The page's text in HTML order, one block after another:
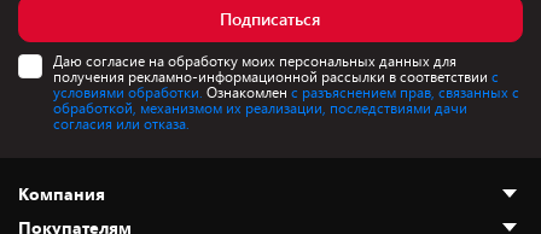
Подписаться
Даю согласие на обработку моих персональных данных для
получения рекламно-информационной рассылки в соответствии с
условиями обработки. Ознакомлен с разъяснением прав, связанных с
обработкой, механизмом их реализации, последствиями дачи
согласия или отказа.
Компания
Покупателям